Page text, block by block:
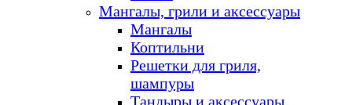
Мангалы, грили и аксессуары
Мангалы
Коптильни
Решетки для гриля,
шампуры
Тандыры и аксессуары